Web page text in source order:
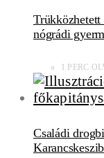
nógrádi
1 PERC
Családi